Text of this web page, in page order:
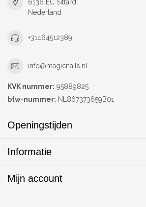
6136 EC Sittard
Nederland
+31464512389
info@magicnails.nl
KVK nummer: 95889825
btw-nummer: NL867373659B01
Openingstijden
Informatie
Mijn account